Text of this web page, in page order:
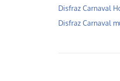
Disfraz Carnaval
Disfraz Carnaval